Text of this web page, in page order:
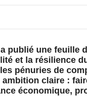
publié une feuille
et la résilience
pénuries de
claire :
économique,